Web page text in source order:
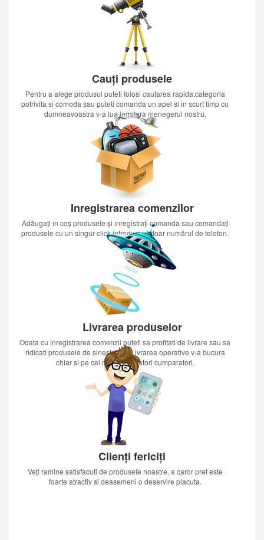
Cauți produsele
Pentru a alege produsul puteti folosi cautarea rapida,categoria
potrivita si comoda sau puteti comanda un apel si in scurt timp cu
dumneavoastra v-a lua legatura menegerul nostru.
Inregistrarea comenzilor
Adăugați în coș produsele și înregistrați comanda sau comandați
produsele cu un singur click introducînd doar numărul de telefon.
Livrarea produselor
Odata cu inregistrarea comenzii puteti sa profitati de livrare sau sa
ridicati produsele de sinestatator.Livrarea operative v-a bucura
chiar si pe cei mai nerabdatori cumparatori.
Clienți fericiți
Veți ramine satisfacuti de produsele noastre, a caror pret este
foarte atractiv si deasemeni o deservire placuta.